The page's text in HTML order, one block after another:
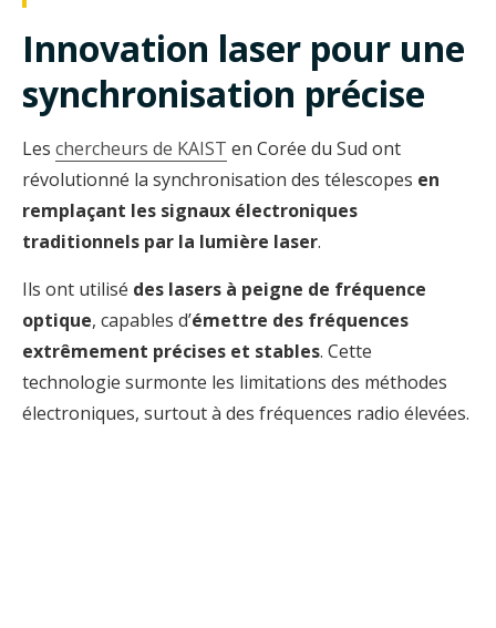
Innovation laser pour une
synchronisation précise
Les chercheurs de KAIST en Corée du Sud ont
révolutionné la synchronisation des télescopes en
remplaçant les signaux électroniques
traditionnels par la lumière laser.
Ils ont utilisé des lasers à peigne de fréquence
optique, capables d’émettre des fréquences
extrêmement précises et stables. Cette
technologie surmonte les limitations des méthodes
électroniques, surtout à des fréquences radio élevées.